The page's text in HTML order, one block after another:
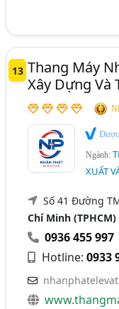
13 Thang Máy
Xây Dựng Và
Ngành:
XUẤT
Số 41 Đường
Chí Minh (TPHCM)
0936 455 997
Hotline:0933